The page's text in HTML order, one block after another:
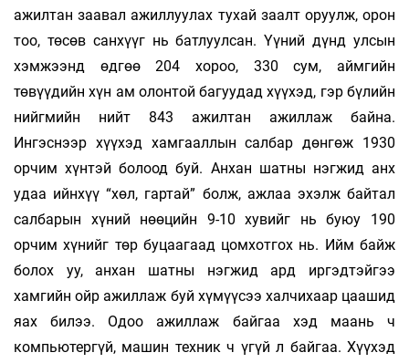
ажилтан заавал ажиллуулах тухай заалт оруулж, орон
тоо, төсөв санхүүг нь батлуулсан. Үүний дүнд улсын
хэмжээнд өдгөө 204 хороо, 330 сум, аймгийн
төвүүдийн хүн ам олонтой багуудад хүүхэд, гэр бүлийн
нийгмийн нийт 843 ажилтан ажиллаж байна.
Ингэснээр хүүхэд хамгааллын салбар дөнгөж 1930
орчим хүнтэй болоод буй. Анхан шатны нэгжид анх
удаа ийнхүү “хөл, гартай” болж, ажлаа эхэлж байтал
салбарын хүний нөөцийн 9-10 хувийг нь буюу 190
орчим хүнийг төр буцаагаад цомхотгох нь. Ийм байж
болох уу, анхан шатны нэгжид ард иргэдтэйгээ
хамгийн ойр ажиллаж буй хүмүүсээ халчихаар цаашид
яах билээ. Одоо ажиллаж байгаа хэд маань ч
компьютергүй, машин техник ч үгүй л байгаа. Хүүхэд